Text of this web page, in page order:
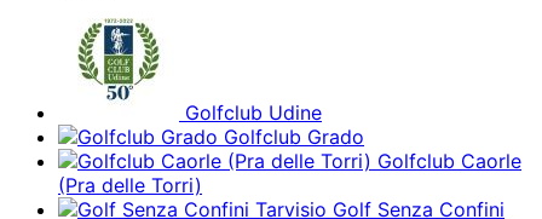
Golfclub Udine
Golfclub Grado
Golfclub Caorle
(Pra delle Torri)
Golf Senza Confini